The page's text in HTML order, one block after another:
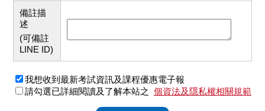
備註描
述
(可備註
LINE ID)
我想收到最新考試資訊及課程優惠電子報
請勾選已詳細閱讀及了解本站之 個資法及隱私權相關規範